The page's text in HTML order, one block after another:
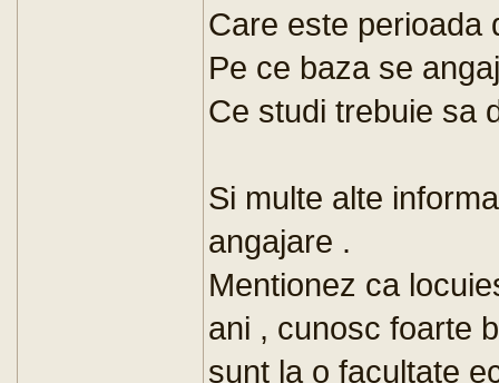
Care este perioada
Pe ce baza se
Ce studi trebuie sa
Si multe alte
angajare .
Mentionez ca
ani , cunosc foarte
sunt la o facultate